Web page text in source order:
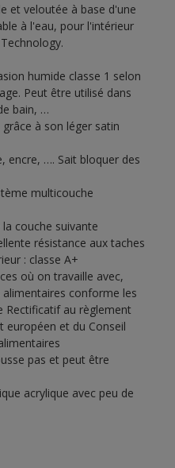
et veloutée à base d'une
à l'eau, pour l'intérieur
humide classe 1 selon
Peut être utilisé dans
bain, …
à son léger satin
encre, …. Sait bloquer des
multicouche
couche suivante
résistance aux taches
: classe A+
où on travaille avec,
conforme les
Rectificatif au règlement
européen et du Conseil
pas et peut être
acrylique avec peu de